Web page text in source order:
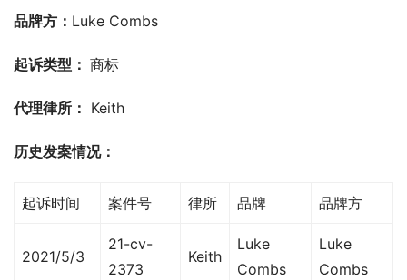
品牌方： Luke Combs
起诉类型： 商标
代理律所： Keith
历史发案情况：
起诉时间 案件号 律所 品牌 品牌方
2021/5/3
21-cv-
2373
Keith
Luke
Combs
Luke
Combs